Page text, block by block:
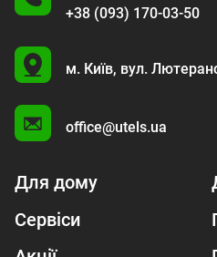
+38 (093) 170-03-50
U
м. Київ, вул.
office@utels.ua
Для дому
Сервіси